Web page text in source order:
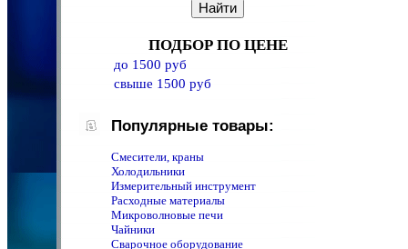
ПОДБОР ПО ЦЕНЕ
до 1500 руб
свыше 1500 руб
Популярные товары:
Смесители, краны
Холодильники
Измерительный инструмент
Расходные материалы
Микроволновые печи
Чайники
Сварочное оборудование